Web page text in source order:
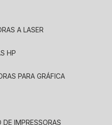
A LASER
HP
PARA GRÁFICA
DE IMPRESSORAS